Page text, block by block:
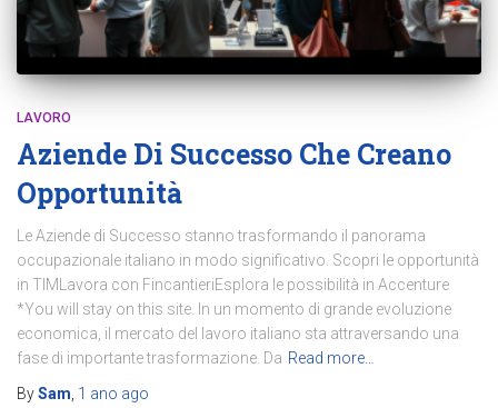
LAVORO
Aziende Di Successo Che Creano
Opportunità
Le Aziende di Successo stanno trasformando il panorama
occupazionale italiano in modo significativo. Scopri le opportunità
in TIMLavora con FincantieriEsplora le possibilità in Accenture
*You will stay on this site. In un momento di grande evoluzione
economica, il mercato del lavoro italiano sta attraversando una
fase di importante trasformazione. Da Read more…
BySam 1 ano ago